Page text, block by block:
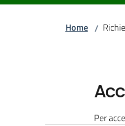
Home /
Per